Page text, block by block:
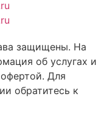
защищены. На
об услугах и
Для
обратитесь к